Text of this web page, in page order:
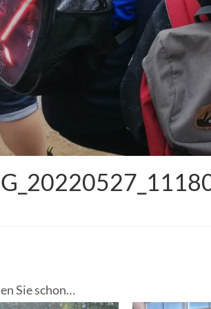
Sie schon…